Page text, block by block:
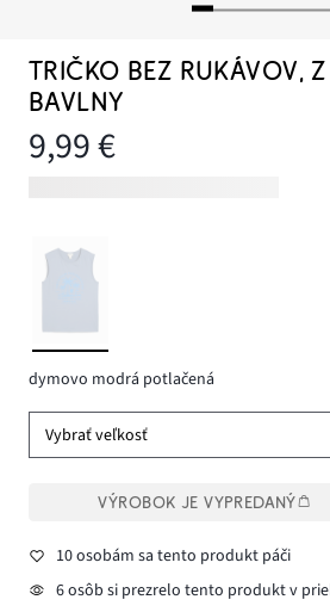
TRIČKO BEZ RUKÁVOV,
BAVLNY
9,99 €
dymovo modrá potlačená
Vybrať veľkosť
VÝROBOK JE VYPREDANÝ
10 osobám sa tento produkt páči
6 osôb si prezrelo tento produkt v